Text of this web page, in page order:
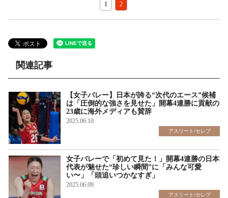
1 2
関連記事
【女子バレー】日本が誇る“次代のエース”候補
は「圧倒的な強さを見せた」開幕4連勝に貢献の
23歳に海外メディアも賛辞
2025.06.10
アスリート/セレブ
女子バレーで「初めて見た！」開幕4連勝の日本
代表が魅せた“珍しい瞬間”に「みんな可愛
い〜」「頭追いつかなすぎ」
2025.06.09
アスリート/セレブ